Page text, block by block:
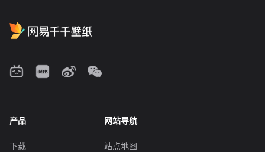
产品
下载
网站导航
站点地图